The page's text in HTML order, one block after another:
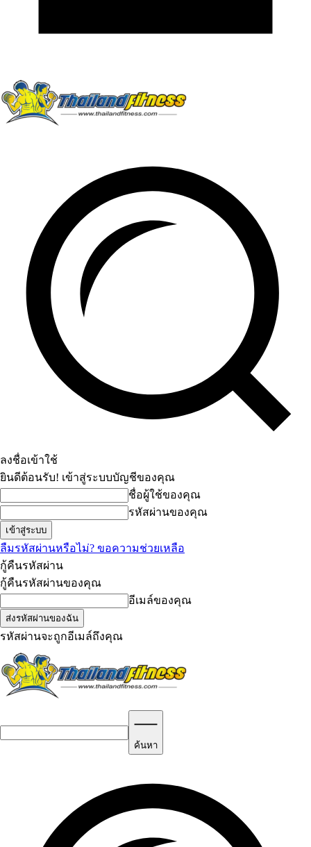
ลงชื่อเข้าใช้
ยินดีต้อนรับ! เข้าสู่ระบบบัญชีของคุณ
ชื่อผู้ใช้ของคุณ
รหัสผ่านของคุณ
ลืมรหัสผ่านหรือไม่? ขอความช่วยเหลือ
กู้คืนรหัสผ่าน
กู้คืนรหัสผ่านของคุณ
อีเมล์ของคุณ
รหัสผ่านจะถูกอีเมล์ถึงคุณ
ค้นหา